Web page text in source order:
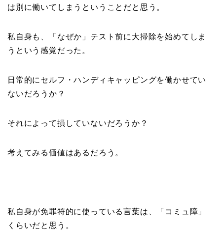
は別に働いてしまうということだと思う。
私自身も、「なぜか」テスト前に大掃除を始めてしま
うという感覚だった。
日常的にセルフ・ハンディキャッピングを働かせてい
ないだろうか？
それによって損していないだろうか？
考えてみる価値はあるだろう。
私自身が免罪符的に使っている言葉は、「コミュ障」
くらいだと思う。